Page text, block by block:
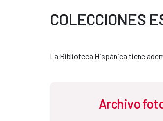
COLECCIONES
La Biblioteca Hispánica tiene
Archivo